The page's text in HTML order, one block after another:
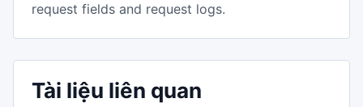
request fields and request logs.
Tài liệu liên quan